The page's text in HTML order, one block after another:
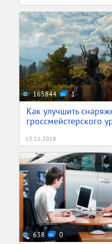
165844 1
Как улучшить
гроссмейстерского
13.11.2018
638 0